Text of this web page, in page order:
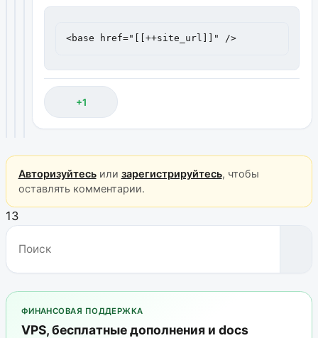
<base href="[[++site_url]]" />
+1
Авторизуйтесьили зарегистрируйтесь, чтобы
оставлять комментарии.
13
ФИНАНСОВАЯ ПОДДЕРЖКА
VPS, бесплатные дополнения и docs